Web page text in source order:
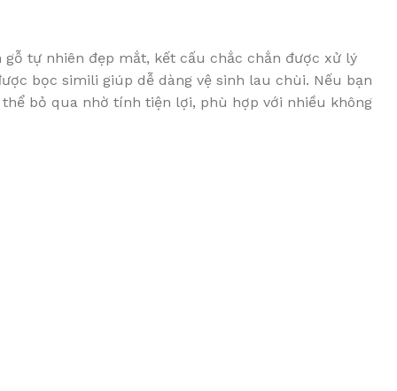
tự nhiên đẹp mắt, kết cấu chắc chắn được xử lý
bọc simili giúp dễ dàng vệ sinh lau chùi. Nếu bạn
bỏ qua nhờ tính tiện lợi, phù hợp với nhiều không